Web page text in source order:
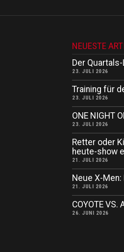
NEUESTE
Der
23. JULI 2026
Training für
23. JULI 2026
ONE NIGHT
23. JULI 2026
Retter oder
heute-show
21. JULI 2026
Neue X-
21. JULI 2026
COYOTE VS.
26. JUNI 2026